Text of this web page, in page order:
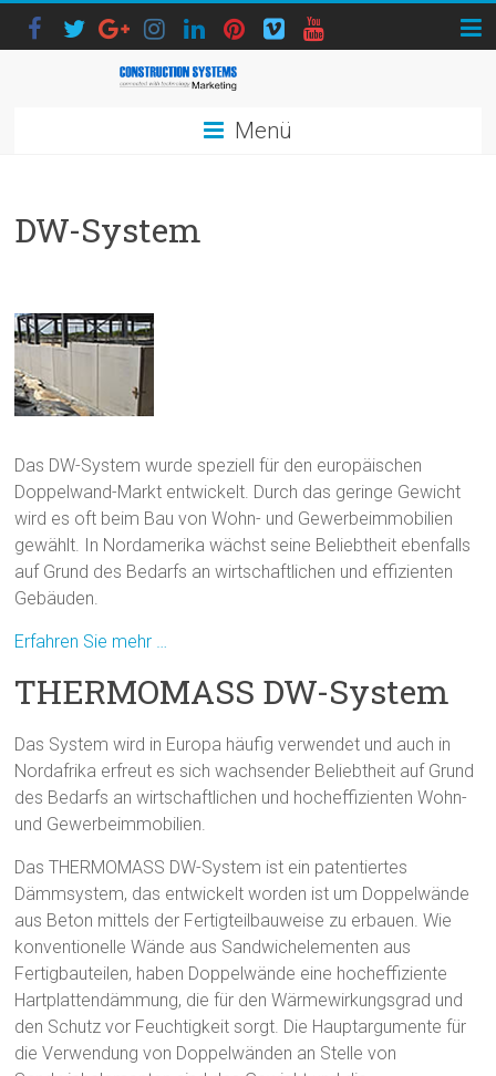
Menü
DW-System
Das DW-System wurde speziell für den europäischen
Doppelwand-Markt entwickelt. Durch das geringe Gewicht
wird es oft beim Bau von Wohn- und Gewerbeimmobilien
gewählt. In Nordamerika wächst seine Beliebtheit ebenfalls
auf Grund des Bedarfs an wirtschaftlichen und effizienten
Gebäuden.
Erfahren Sie mehr …
THERMOMASS DW-System
Das System wird in Europa häufig verwendet und auch in
Nordafrika erfreut es sich wachsender Beliebtheit auf Grund
des Bedarfs an wirtschaftlichen und hocheffizienten Wohn-
und Gewerbeimmobilien.
Das THERMOMASS DW-System ist ein patentiertes
Dämmsystem, das entwickelt worden ist um Doppelwände
aus Beton mittels der Fertigteilbauweise zu erbauen. Wie
konventionelle Wände aus Sandwichelementen aus
Fertigbauteilen, haben Doppelwände eine hocheffiziente
Hartplattendämmung, die für den Wärmewirkungsgrad und
den Schutz vor Feuchtigkeit sorgt. Die Hauptargumente für
die Verwendung von Doppelwänden an Stelle von